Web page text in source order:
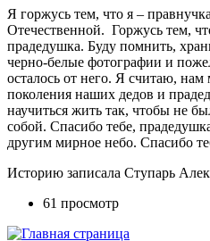
Я горжусь тем, что я –
Отечественной. Горжусь тем,
прадедушка. Буду помнить,
черно-белые фотографии и
осталось от него. Я считаю,
поколения наших дедов и
научиться жить так, чтобы не
собой. Спасибо тебе,
другим мирное небо. Спасибо
Историю записала Ступарь
61 просмотр